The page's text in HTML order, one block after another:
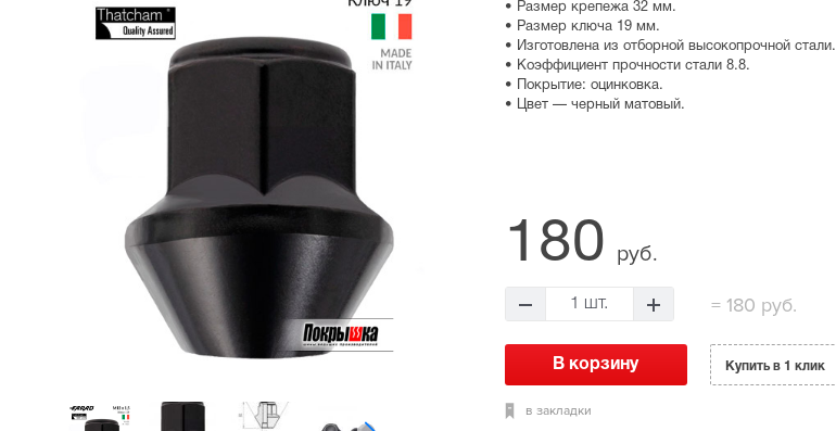
• Размер крепежа 32 мм.
• Размер ключа 19 мм.
• Изготовлена из отборной высокопрочной стали.
• Коэффициент прочности стали 8.8.
• Покрытие: оцинковка.
• Цвет — черный матовый.
180 руб.
= 180 руб.
в закладки
Купить в 1 клик